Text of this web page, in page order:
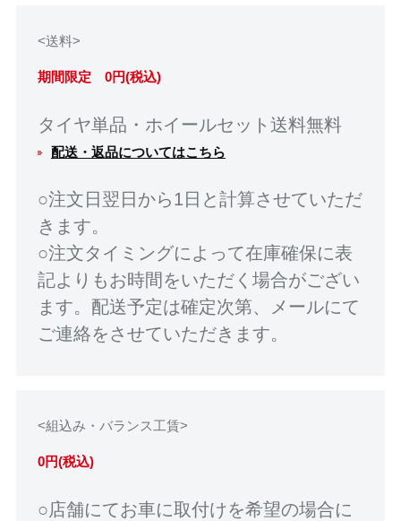
<送料>
期間限定 0円(税込)
タイヤ単品・ホイールセット送料無料
配送・返品についてはこちら
○注文日翌日から1日と計算させていただ
きます。
○注文タイミングによって在庫確保に表
記よりもお時間をいただく場合がござい
ます。配送予定は確定次第、メールにて
ご連絡をさせていただきます。
<組込み・バランス工賃>
0円(税込)
○店舗にてお車に取付けを希望の場合に